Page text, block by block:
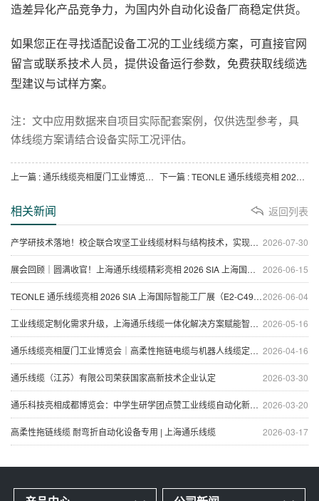
造差异化产品竞争力，为国内外自动化设备厂商稳定供货。
如果您正在寻找适配设备工况的工业线缆方案，可直接官网
留言或联系技术人员，提供设备运行参数，免费获取线缆选
型建议与试样方案。
注：文中应用数据来自项目实际配套案例，仅供选型参考，具
体线缆方案请结合设备实际工况评估。
上一篇 : 通乐线缆亮相厦门工业博览会｜高柔性拖链电缆与机器人线缆定制方案 下一篇 : TEONLE 通乐线缆亮相 2026 SIA 上海国际智能工厂展（E2-C49 展位）| 工业特种线缆前沿产品现场发布
返回列表
相关新闻
2026-07-30
产学研技术落地！校企联合攻坚工业线缆材料与结构技术，实现性能、抗拉与成本全面升级
2026-06-15
展会回顾｜圆满收官！上海通乐线缆精彩亮相 2026 SIA 上海国际智能工厂展
2026-06-04
TEONLE 通乐线缆亮相 2026 SIA 上海国际智能工厂展（E2-C49 展位）| 工业特种线缆前沿产品现场发布
2026-05-16
工业线缆定制化需求升级，上海通乐线缆一体化解决方案赋能智能制造
2026-04-16
通乐线缆亮相厦门工业博览会｜高柔性拖链电缆与机器人线缆定制方案
2026-03-30
通乐线缆（江苏）有限公司荣获国家高新技术企业认定
2026-03-20
通乐科技亮相成都博览会：中学生研学团点赞工业线缆自动化新成果
2026-03-17
高柔性拖链线缆 耐弯折自动化设备专用 | 上海通乐线缆